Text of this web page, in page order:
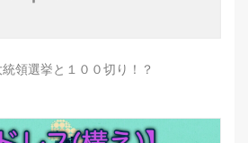
領選挙と１００切り！？